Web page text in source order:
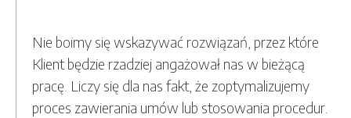
Nie boimy się wskazywać rozwiązań, przez które
Klient będzie rzadziej angażował nas w bieżącą
pracę. Liczy się dla nas fakt, że zoptymalizujemy
proces zawierania umów lub stosowania procedur.